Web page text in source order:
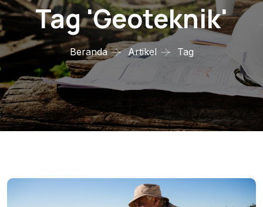
Tag 'geoteknik'
Beranda Artikel Tag